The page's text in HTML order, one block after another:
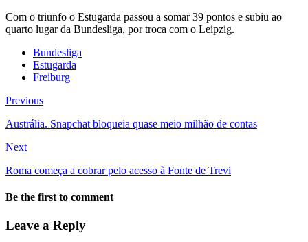
Com o triunfo o Estugarda passou a somar 39 pontos e subiu ao
quarto lugar da Bundesliga, por troca com o Leipzig.
Bundesliga
Estugarda
Freiburg
Previous
Austrália. Snapchat bloqueia quase meio milhão de contas
Next
Roma começa a cobrar pelo acesso à Fonte de Trevi
Be the first to comment
Leave a Reply